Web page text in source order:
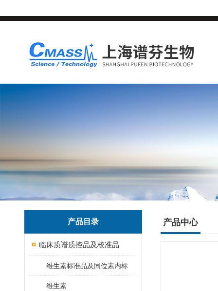
产品目录
临床质谱质控品及校准品
维生素标准品及同位素内标
维生素
产品中心